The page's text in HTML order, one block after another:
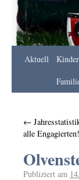
Apotheke
Aktuell
←
alle Engagierten!
Publiziert am